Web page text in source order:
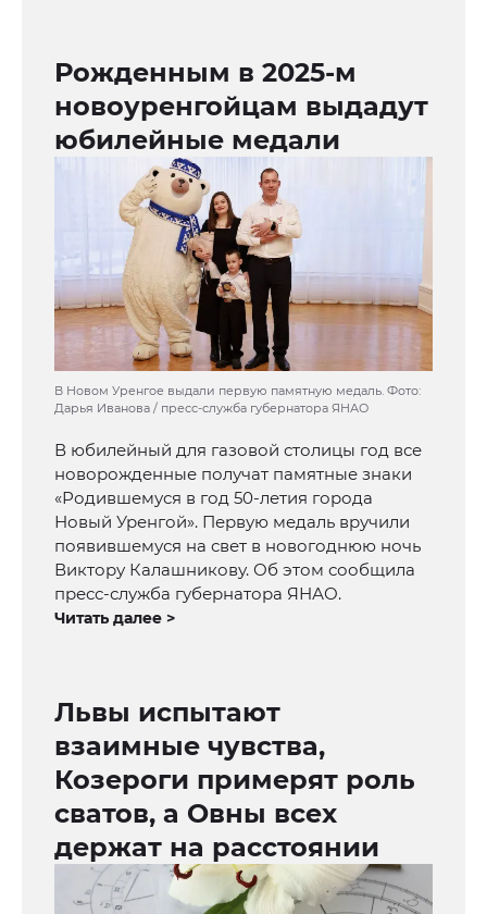
Рожденным в 2025-м
новоуренгойцам выдадут
юбилейные медали
В Новом Уренгое выдали первую памятную медаль. Фото:
Дарья Иванова / пресс-служба губернатора ЯНАО
В юбилейный для газовой столицы год все
новорожденные получат памятные знаки
«Родившемуся в год 50-летия города
Новый Уренгой». Первую медаль вручили
появившемуся на свет в новогоднюю ночь
Виктору Калашникову. Об этом сообщила
пресс-служба губернатора ЯНАО.
Читать далее >
Львы испытают
взаимные чувства,
Козероги примерят роль
сватов, а Овны всех
держат на расстоянии